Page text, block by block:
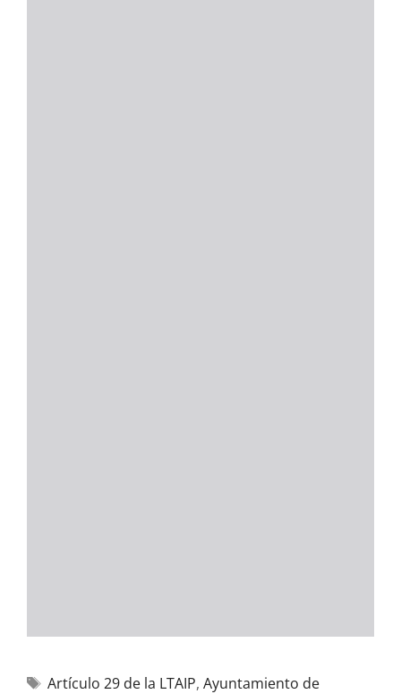
Artículo 29 de la LTAIP, Ayuntamiento de